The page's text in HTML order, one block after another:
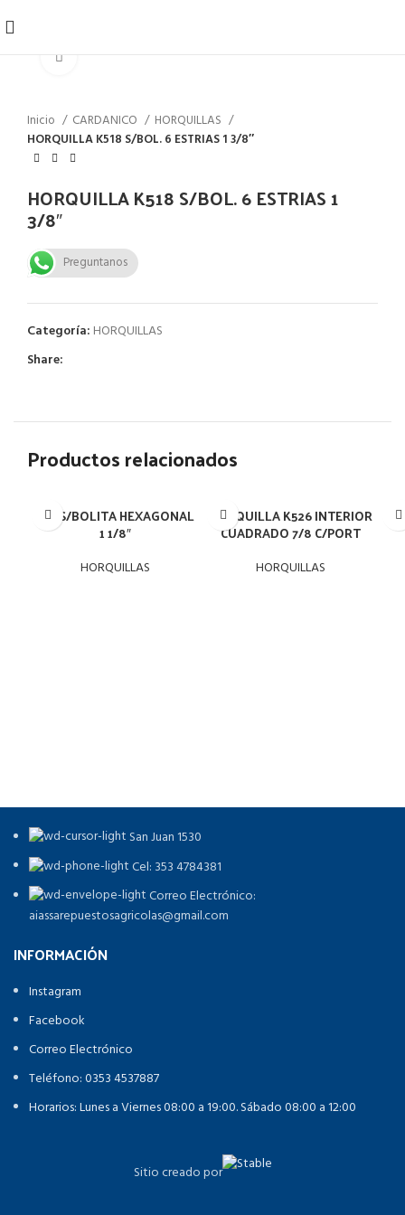
Inicio CARDANICO
HORQUILLAS
HORQUILLA K518 S/BOL. 6 ESTRIAS 1 3/8″
HORQUILLA K518 S/BOL. 6 ESTRIAS 1
3/8″
Preguntanos
Categoría: HORQUILLAS
Share:
Productos relacionados
526 S/BOLITA HEXAGONAL
1 1/8″
HORQUILLAS
HORQUILLA K526 INTERIOR
CUADRADO 7/8 C/PORT
HORQUILLAS
San Juan 1530
Cel: 353 4784381
Correo Electrónico:
aiassarepuestosagricolas@gmail.com
INFORMACIÓN
Instagram
Facebook
Correo Electrónico
Teléfono: 0353 4537887
Horarios: Lunes a Viernes 08:00 a 19:00. Sábado 08:00 a 12:00
Sitio creado por